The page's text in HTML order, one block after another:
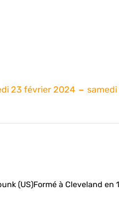
23 février 2024 -
(US)Formé à Cleveland en